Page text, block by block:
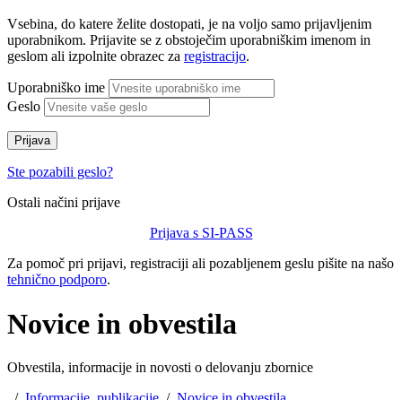
Vsebina, do katere želite dostopati, je na voljo samo prijavljenim
uporabnikom. Prijavite se z obstoječim uporabniškim imenom in
geslom ali izpolnite obrazec za registracijo.
Uporabniško ime
Geslo
Prijava
Ste pozabili geslo?
Ostali načini prijave
Prijava s SI-PASS
Za pomoč pri prijavi, registraciji ali pozabljenem geslu pišite na našo
tehnično podporo.
Novice in obvestila
Obvestila, informacije in novosti o delovanju zbornice